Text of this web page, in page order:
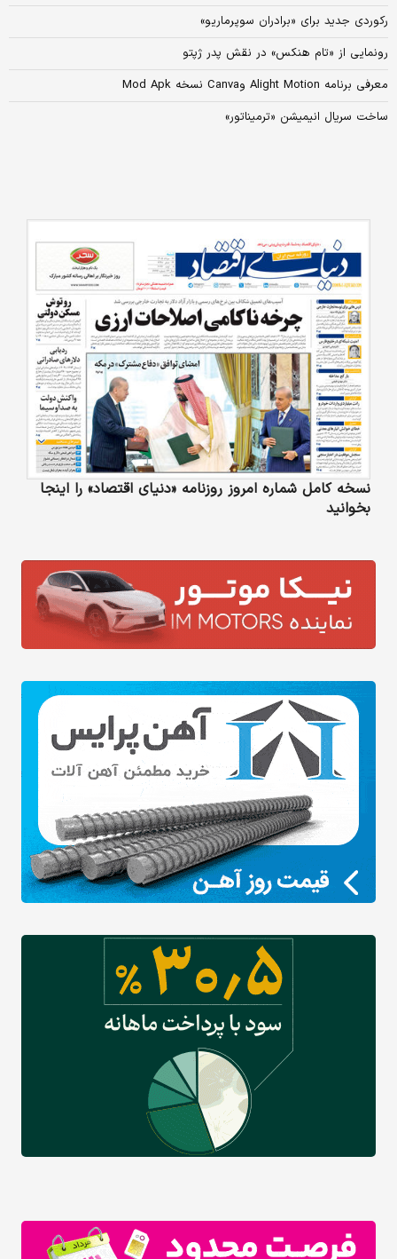
رکوردی جدید برای «برادران سوپرماریو»
رونمایی از «تام هنکس» در نقش پدر ژپتو
معرفی برنامه Alight Motion وCanva نسخه Mod Apk
ساخت سریال انیمیشن «ترمیناتور»
نسخه کامل شماره امروز روزنامه «دنیای‌ اقتصاد» را اینجا
بخوانید